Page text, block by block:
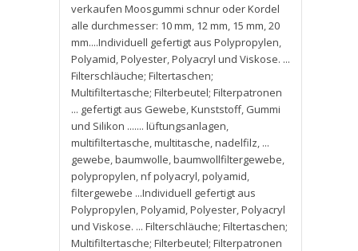
verkaufen Moosgummi schnur oder Kordel
alle durchmesser: 10 mm, 12 mm, 15 mm,20
mm....Individuell gefertigt aus Polypropylen,
Polyamid,Polyester,Polyacryl und Viskose. ...
Filterschläuche; Filtertaschen;
Multifiltertasche; Filterbeutel; Filterpatronen
... gefertigt aus Gewebe,Kunststoff, Gummi
und Silikon ....... lüftungsanlagen,
multifiltertasche,multitasche,nadelfilz, ...
gewebe,baumwolle,baumwollfiltergewebe,
polypropylen,nf polyacryl,polyamid,
filtergewebe ...Individuell gefertigt aus
Polypropylen,Polyamid,Polyester,Polyacryl
und Viskose. ... Filterschläuche; Filtertaschen;
Multifiltertasche; Filterbeutel; Filterpatronen